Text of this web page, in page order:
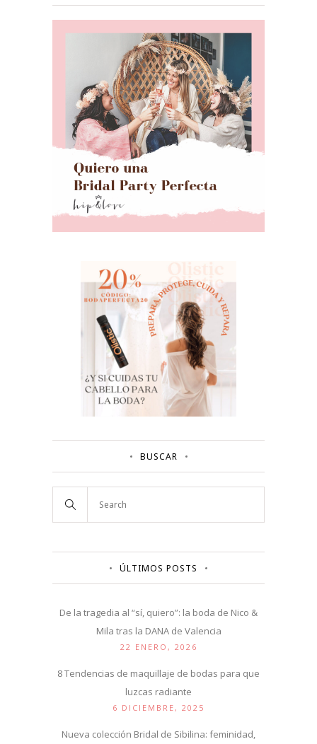
BUSCAR
ÚLTIMOS POSTS
De la tragedia al “sí, quiero”: la boda de Nico &
Mila tras la DANA de Valencia
22 ENERO, 2026
8 Tendencias de maquillaje de bodas para que
luzcas radiante
6 DICIEMBRE, 2025
Nueva colección Bridal de Sibilina: feminidad,